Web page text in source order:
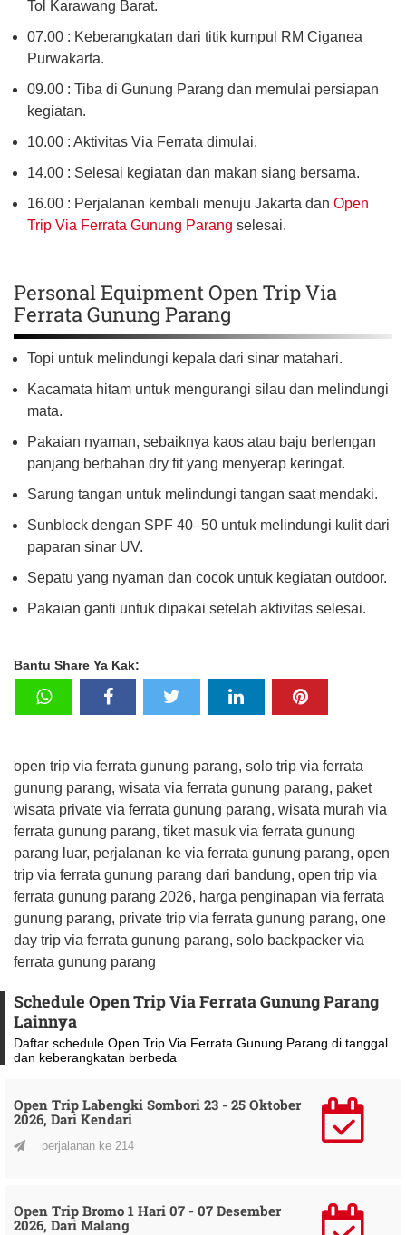
Tol Karawang Barat.
07.00 : Keberangkatan dari titik kumpul RM Ciganea
Purwakarta.
09.00 : Tiba di Gunung Parang dan memulai persiapan
kegiatan.
10.00 : Aktivitas Via Ferrata dimulai.
14.00 : Selesai kegiatan dan makan siang bersama.
16.00 : Perjalanan kembali menuju Jakarta dan Open
Trip Via Ferrata Gunung Parang selesai.
Personal Equipment Open Trip Via
Ferrata Gunung Parang
Topi untuk melindungi kepala dari sinar matahari.
Kacamata hitam untuk mengurangi silau dan melindungi
mata.
Pakaian nyaman, sebaiknya kaos atau baju berlengan
panjang berbahan dry fit yang menyerap keringat.
Sarung tangan untuk melindungi tangan saat mendaki.
Sunblock dengan SPF 40–50 untuk melindungi kulit dari
paparan sinar UV.
Sepatu yang nyaman dan cocok untuk kegiatan outdoor.
Pakaian ganti untuk dipakai setelah aktivitas selesai.
Bantu Share Ya Kak:
open trip via ferrata gunung parang, solo trip via ferrata
gunung parang, wisata via ferrata gunung parang, paket
wisata private via ferrata gunung parang, wisata murah via
ferrata gunung parang, tiket masuk via ferrata gunung
parang luar, perjalanan ke via ferrata gunung parang, open
trip via ferrata gunung parang dari bandung, open trip via
ferrata gunung parang 2026, harga penginapan via ferrata
gunung parang, private trip via ferrata gunung parang, one
day trip via ferrata gunung parang, solo backpacker via
ferrata gunung parang
Schedule Open Trip Via Ferrata Gunung Parang
Lainnya
Daftar schedule Open Trip Via Ferrata Gunung Parang di tanggal
dan keberangkatan berbeda
Open Trip Labengki Sombori 23 - 25 Oktober
2026, Dari Kendari
perjalanan ke 214
Open Trip Bromo 1 Hari 07 - 07 Desember
2026, Dari Malang